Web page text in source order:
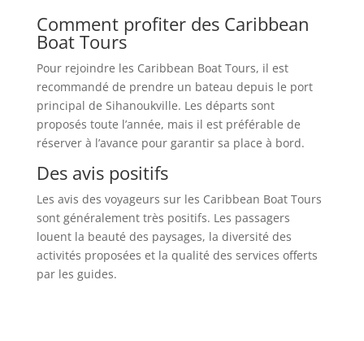
Comment profiter des Caribbean
Boat Tours
Pour rejoindre les Caribbean Boat Tours, il est
recommandé de prendre un bateau depuis le port
principal de Sihanoukville. Les départs sont
proposés toute l’année, mais il est préférable de
réserver à l’avance pour garantir sa place à bord.
Des avis positifs
Les avis des voyageurs sur les Caribbean Boat Tours
sont généralement très positifs. Les passagers
louent la beauté des paysages, la diversité des
activités proposées et la qualité des services offerts
par les guides.